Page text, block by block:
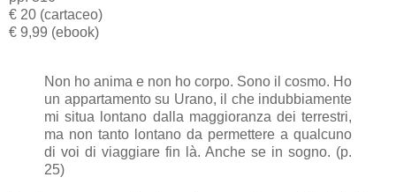
€ 20 (cartaceo)
€ 9,99 (ebook)
Non ho anima e non ho corpo. Sono il cosmo. Ho
un appartamento su Urano, il che indubbiamente
mi situa lontano dalla maggioranza dei terrestri,
ma non tanto lontano da permettere a qualcuno
di voi di viaggiare fin là. Anche se in sogno. (p.
25)